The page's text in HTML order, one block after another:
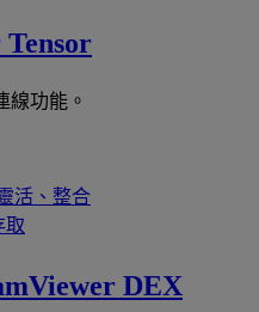
線功能。
活、整合
取
DEX